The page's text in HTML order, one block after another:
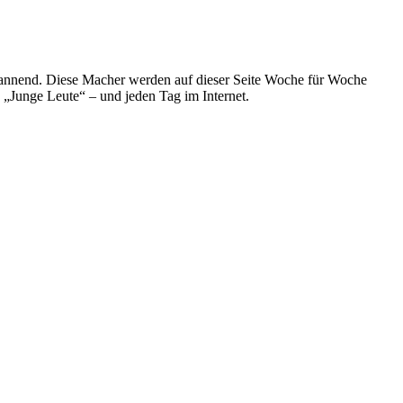
Diese Macher werden auf dieser Seite Woche für Woche
Leute“ – und jeden Tag im Internet.